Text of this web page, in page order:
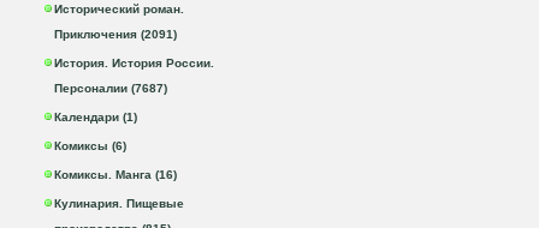
Исторический роман.
Приключения (2091)
История. История России.
Персоналии (7687)
Календари (1)
Комиксы (6)
Комиксы. Манга (16)
Кулинария. Пищевые